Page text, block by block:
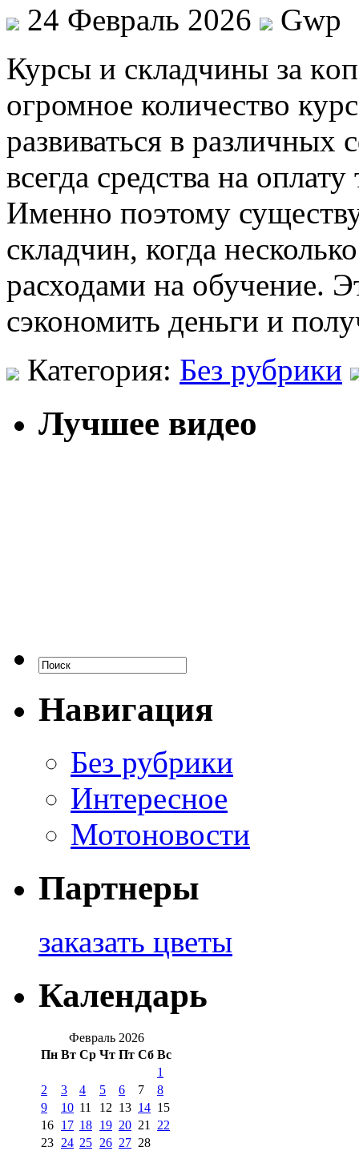
24 Февраль 2026
Gwp
Курсы и склaдчины зa
огромное количество
развиваться в
всегда средства на
Именно поэтому
складчин, когда
расходами на обучение.
сэкономить деньги и
Категория: Без рубрики
Лучшее видео
Навигация
Без рубрики
Интересное
Мотоновости
Партнеры
заказать цветы
Календарь
Февраль 2026
Пн Вт Ср Чт Пт Сб Вс
1
2
3 4 5 6 7
8
9
10 11 12 13 14 15
16 17 18 19 20 21
22
23 24 25 26 27 28